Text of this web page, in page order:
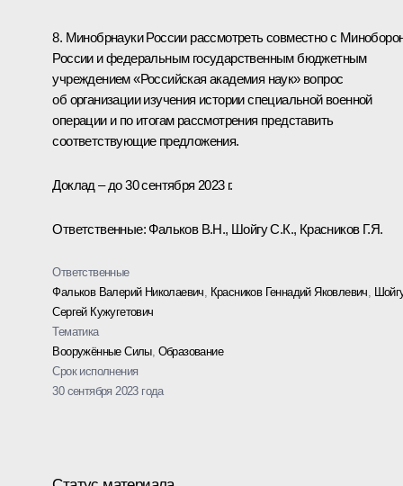
8. Минобрнауки России рассмотреть совместно с
России и федеральным государственным бюджетным
учреждением «Российская академия наук» вопрос
об организации изучения истории специальной военной
операции и по итогам рассмотрения представить
соответствующие предложения.
Доклад – до 30 сентября 2023 г.
Ответственные: Фальков В.Н., Шойгу С.К., Красников Г.Я.
Ответственные
Фальков Валерий Николаевич Красников Геннадий Яковлевич
Сергей Кужугетович
Тематика
Вооружённые Силы, Образование
Срок исполнения
30 сентября 2023 года